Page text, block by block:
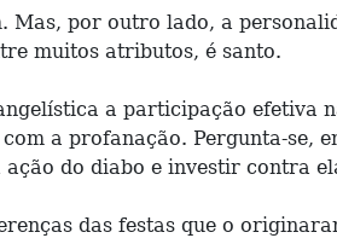
Mas, por outro lado, a
muitos atributos, é santo.
a participação efetiva
a profanação. Pergunta-se,
do diabo e investir contra
das festas que o